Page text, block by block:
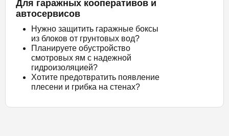
Для гаражных кооперативов и
автосервисов
Нужно защитить гаражные боксы
из блоков от грунтовых вод?
Планируете обустройство
смотровых ям с надежной
гидроизоляцией?
Хотите предотвратить появление
плесени и грибка на стенах?